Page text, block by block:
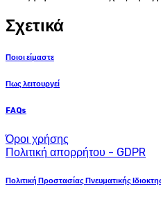
Σχετικά
Ποιοι είμαστε
Πως λειτουργεί
FAQs
Όροι χρήσης
Πολιτική απορρήτου - GDPR
Πολιτική Προστασίας Πνευματικής